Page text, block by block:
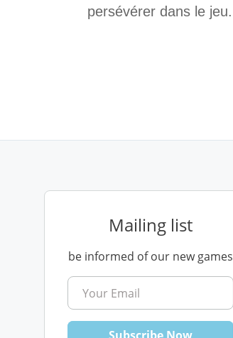
persévérer dans le jeu.
Mailing list
be informed of our new games